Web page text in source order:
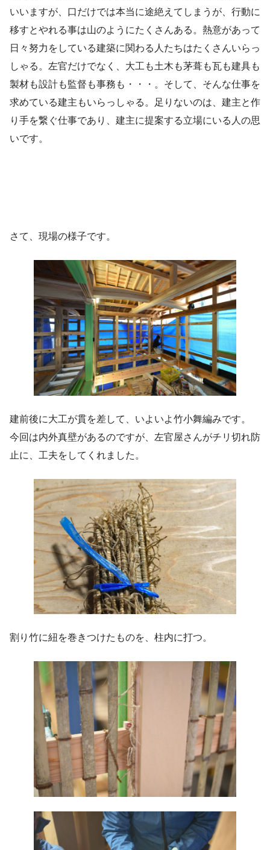
いいますが、口だけでは本当に途絶えてしまうが、行動に
移すとやれる事は山のようにたくさんある。熱意があって
日々努力をしている建築に関わる人たちはたくさんいらっ
しゃる。左官だけでなく、大工も土木も茅葺も瓦も建具も
製材も設計も監督も事務も・・・。そして、そんな仕事を
求めている建主もいらっしゃる。足りないのは、建主と作
り手を繋ぐ仕事であり、建主に提案する立場にいる人の思
いです。
さて、現場の様子です。
建前後に大工が貫を差して、いよいよ竹小舞編みです。
今回は内外真壁があるのですが、左官屋さんがチリ切れ防
止に、工夫をしてくれました。
割り竹に紐を巻きつけたものを、柱内に打つ。